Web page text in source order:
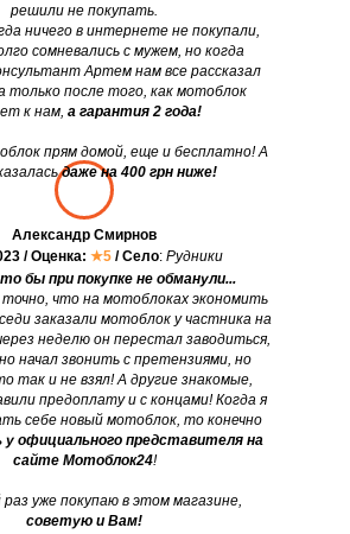
бы при покупке не обманули...
точно, что на мотоблоках экономить
заказали мотоблок у частника на
неделю он перестал заводиться,
начал звонить с претензиями, но
так и не взял! А другие знакомые,
предоплату и с концами! Когда я
себе новый мотоблок, то конечно
официального представителя на
сайте Мотоблок24!
уже покупаю в этом магазине,
советую и Вам!
Александр Смирнов
/ Оценка: ★5 / Село: Рудники
решили не покупать.
ничего в интернете не покупали,
сомневались с мужем, но когда
Артем нам все рассказал
только после того, как мотоблок
к нам, а гарантия 2 года!
прям домой, еще и бесплатно! А
даже на 400 грн ниже!